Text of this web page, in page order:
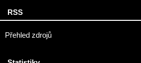
RSS
Přehled zdrojů